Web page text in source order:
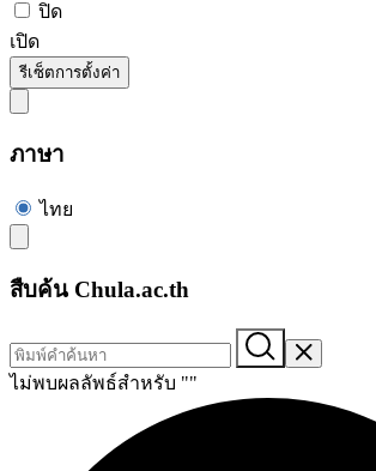
ปิด
เปิด
รีเซ็ตการตั้งค่า
ภาษา
ไทย
สืบค้น Chula.ac.th
ไม่พบผลลัพธ์สำหรับ ""